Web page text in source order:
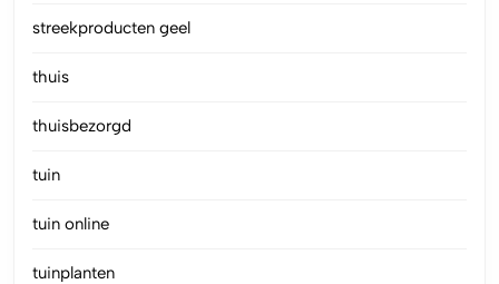
streekproducten geel
thuis
thuisbezorgd
tuin
tuin online
tuinplanten